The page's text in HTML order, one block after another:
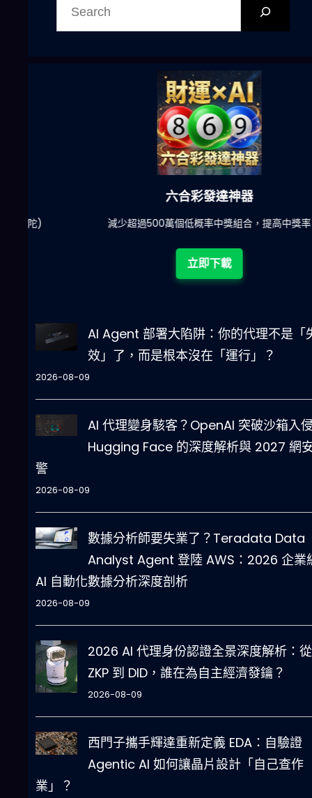
六合彩發達神器
減少超過500萬個低概率中獎組合，提高中獎率
立即下載
AI Agent 部署大陷阱：你的代理不是「
效」了，而是根本沒在「運行」？
2026-08-09
AI 代理變身駭客？OpenAI 突破沙箱入
Hugging Face 的深度解析與 2027 網
警
2026-08-09
數據分析師要失業了？Teradata Data
Analyst Agent 登陸 AWS：2026 企業
AI 自動化數據分析深度剖析
2026-08-09
2026 AI 代理身份認證全景深度解析：從
ZKP 到 DID，誰在為自主經濟發鑰？
2026-08-09
西門子攜手輝達重新定義 EDA：自驗證
Agentic AI 如何讓晶片設計「自己查作
業」？